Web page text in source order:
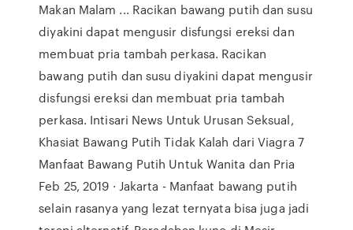
Makan Malam ... Racikan bawang putih dan susu
diyakini dapat mengusir disfungsi ereksi dan
membuat pria tambah perkasa. Racikan
bawang putih dan susu diyakini dapat mengusir
disfungsi ereksi dan membuat pria tambah
perkasa. Intisari News Untuk Urusan Seksual,
Khasiat Bawang Putih Tidak Kalah dari Viagra 7
Manfaat Bawang Putih Untuk Wanita dan Pria
Feb 25, 2019 · Jakarta - Manfaat bawang putih
selain rasanya yang lezat ternyata bisa juga jadi